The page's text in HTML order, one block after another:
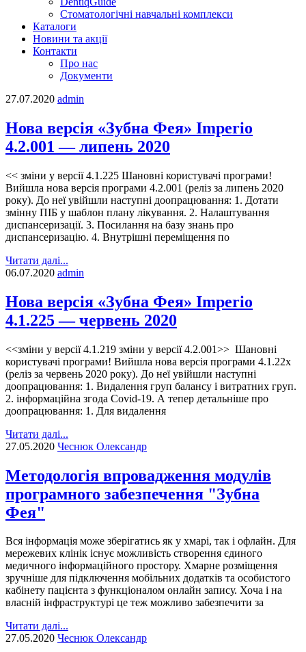
Стоматологічні навчальні комплекси
Каталоги
Новини та акції
Контакти
Про нас
Документи
27.07.2020 admin
Нова версія «Зубна Фея» Imperio
4.2.001 — липень 2020
<< зміни у версії 4.1.225 Шановні користувачі програми!
Вийшла нова версія програми 4.2.001 (реліз за липень 2020
року). До неї увійшли наступні доопрацювання: 1. Дотати
змінну ПІБ у шаблон плану лікування. 2. Налаштування
диспансеризації. 3. Посилання на базу знань про
диспансеризацію. 4. Внутрішні переміщення по
Читати далі...
06.07.2020 admin
Нова версія «Зубна Фея» Imperio
4.1.225 — червень 2020
<<зміни у версії 4.1.219 зміни у версії 4.2.001>> Шановні
користувачі програми! Вийшла нова версія програми 4.1.22х
(реліз за червень 2020 року). До неї увійшли наступні
доопрацювання: 1. Видалення груп балансу і витратних груп.
2. інформаційна згода Covid-19. А тепер детальніше про
доопрацювання: 1. Для видалення
Читати далі...
27.05.2020 Чеснюк Олександр
Методологія впровадження модулів
програмного забезпечення "Зубна
Фея"
Вся інформація може зберігатись як у хмарі, так і офлайн. Для
мережевих клінік існує можливість створення єдиного
медичного інформаційного простору. Хмарне розміщення
зручніше для підключення мобільних додатків та особистого
кабінету пацієнта з функціоналом онлайн запису. Хоча і на
власній інфраструктурі це теж можливо забезпечити за
Читати далі...
27.05.2020 Чеснюк Олександр